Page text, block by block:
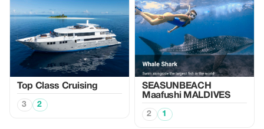
Top Class Cruising
3 2
SEASUNBEACH
Maafushi MALDIVES
2 1